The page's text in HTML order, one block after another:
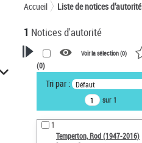
Accueil Liste de notices d’autorité
1 Notices d'autorité
VOTRE RECHERCHE
Recherche avancée dans les
notices d’autorité
Œuvres liées à l'auteur :
Temperton, Rod (1947-2016)
Voir la sélection (0)
(0)
Tri par : Défaut
sur 1
1
Temperton, Rod (1947-2016)